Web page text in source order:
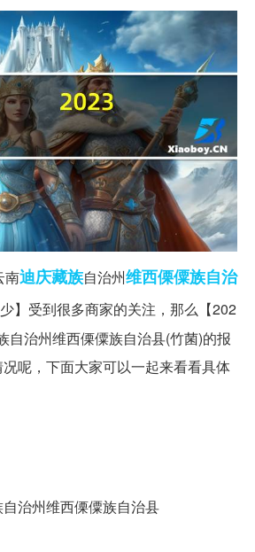
南迪庆藏族自治州维西傈僳族自治
】受到很多商家的关注，那么【202
自治州维西傈僳族自治县(竹菌)的报
呢，下面大家可以一起来看看具体
治州维西傈僳族自治县